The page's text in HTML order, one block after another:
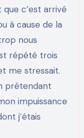
c’est arrivé
à cause de la
nous
répété trois
me stressait.
prétendant
impuissance
j’étais